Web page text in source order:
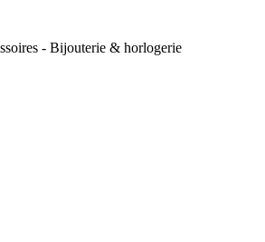
- Bijouterie & horlogerie